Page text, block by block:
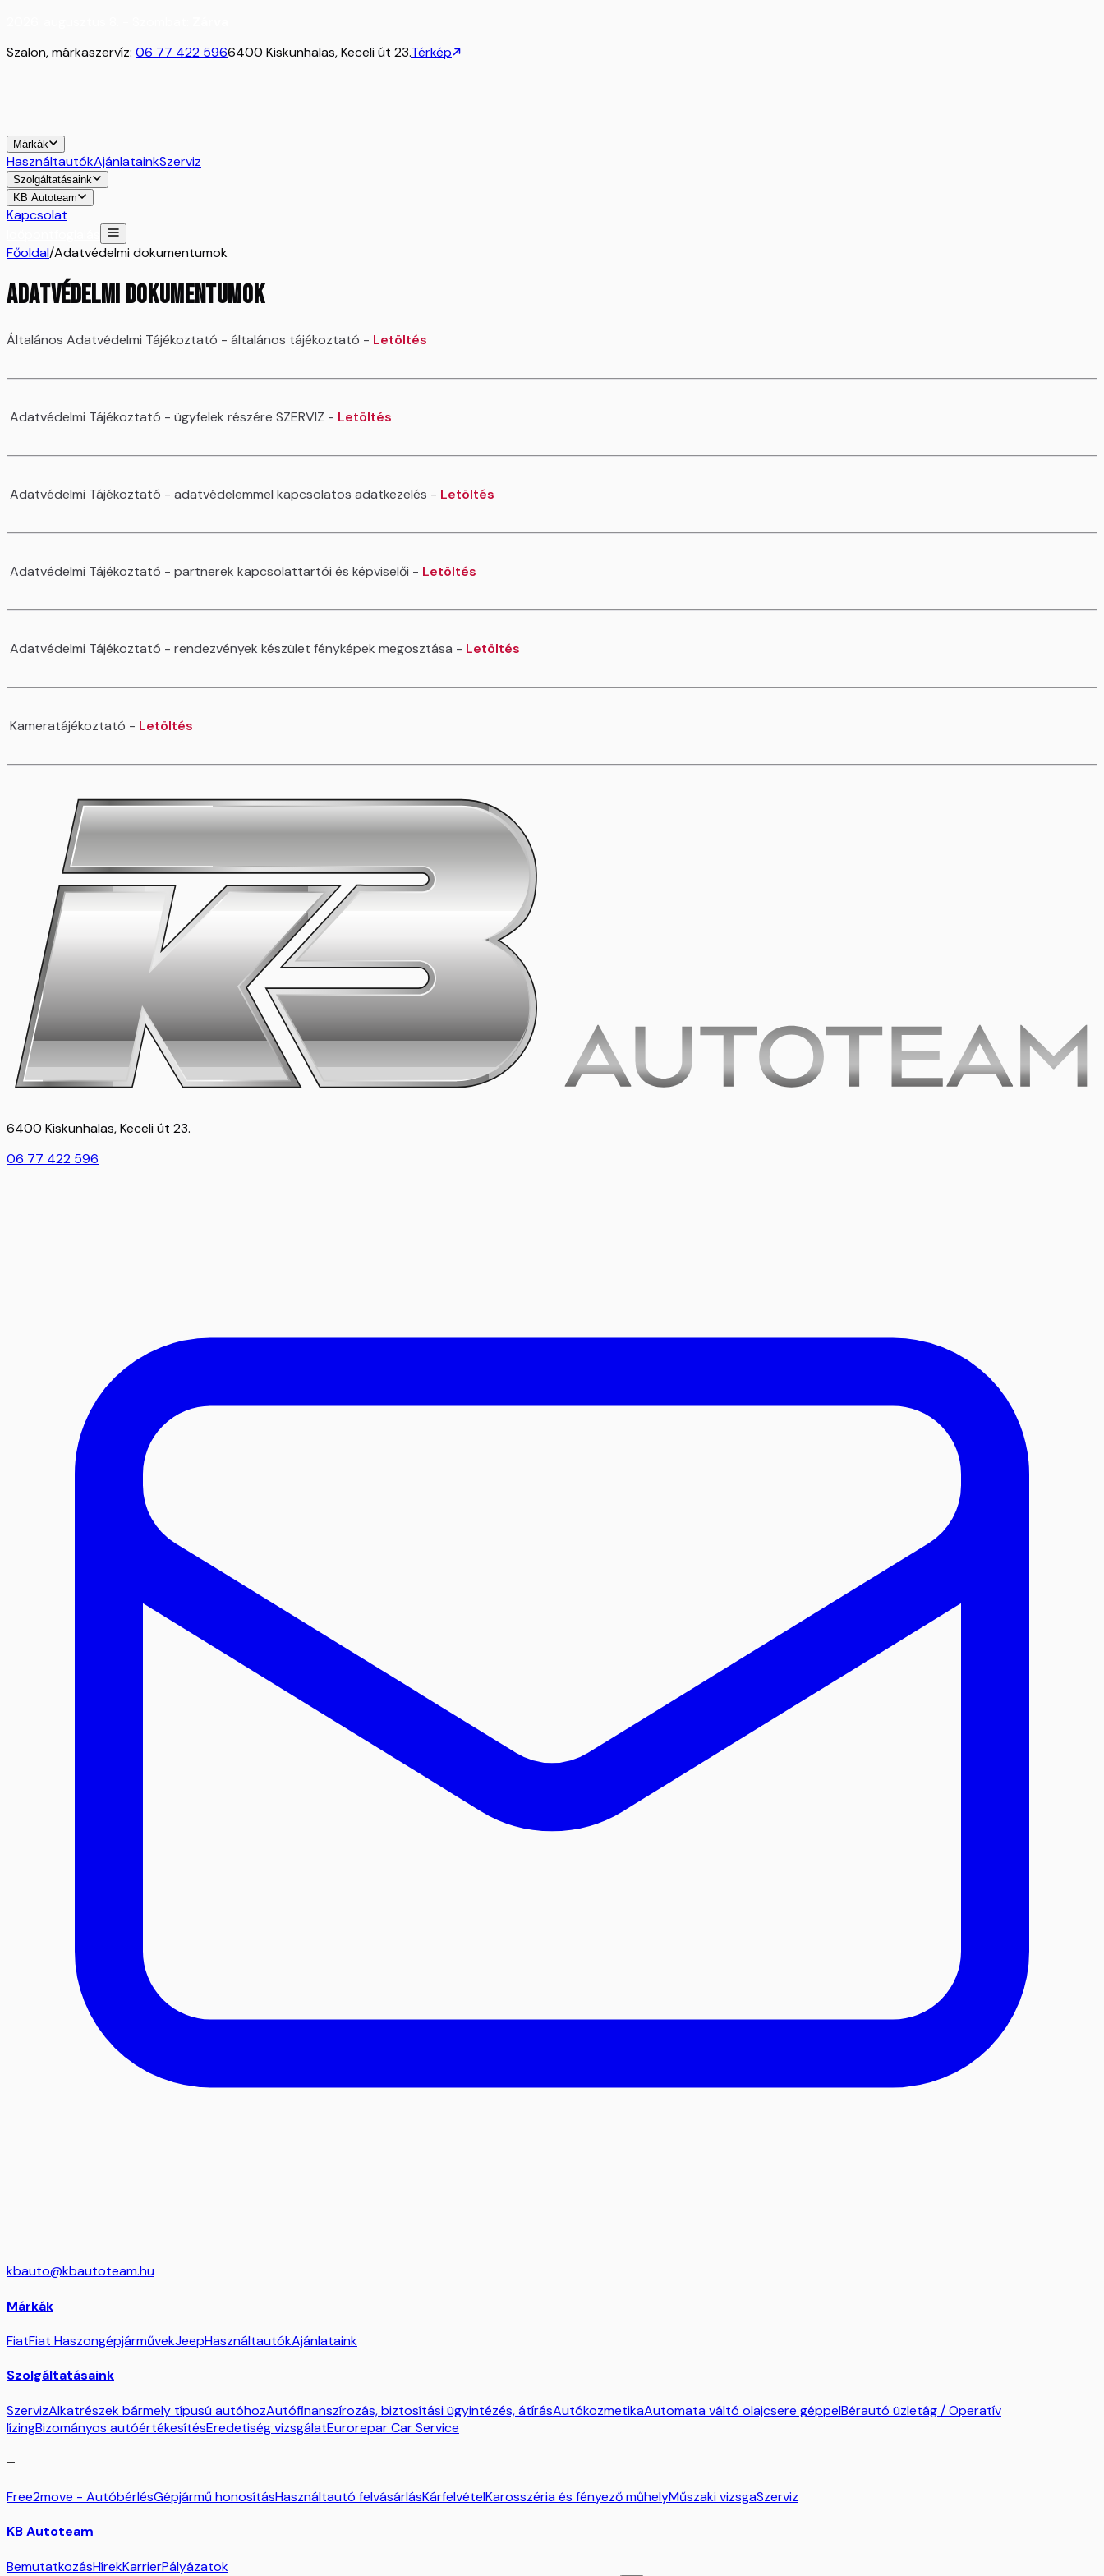
Szalon, márkaszervíz: 06 77 422 5966400 Kiskunhalas, Keceli út 23.Térkép
Márkák
HasználtautókAjánlatainkSzerviz
Szolgáltatásaink
KB Autoteam
Kapcsolat
Főoldal/Adatvédelmi dokumentumok
ADATVÉDELMI DOKUMENTUMOK
Általános Adatvédelmi Tájékoztató - általános tájékoztató - Letöltés
Adatvédelmi Tájékoztató - ügyfelek részére SZERVIZ - Letöltés
Adatvédelmi Tájékoztató - adatvédelemmel kapcsolatos adatkezelés - Letöltés
Adatvédelmi Tájékoztató - partnerek kapcsolattartói és képviselői - Letöltés
Adatvédelmi Tájékoztató - rendezvények készület fényképek megosztása - Letöltés
Kameratájékoztató - Letöltés
6400 Kiskunhalas, Keceli út 23.
06 77 422 596
kbauto@kbautoteam.hu
Márkák
FiatFiat HaszongépjárművekJeepHasználtautókAjánlataink
Szolgáltatásaink
SzervizAlkatrészek bármely típusú autóhozAutófinanszírozás, biztosítási ügyintézés, átírásAutókozmetikaAutomata váltó olajcsere géppelBérautó üzletág / Operatív
lízingBizományos autóértékesítésEredetiség vizsgálatEurorepar Car Service
–
Free2move - AutóbérlésGépjármű honosításHasználtautó felvásárlásKárfelvételKarosszéria és fényező műhelyMűszaki vizsgaSzerviz
KB Autoteam
BemutatkozásHírekKarrierPályázatok